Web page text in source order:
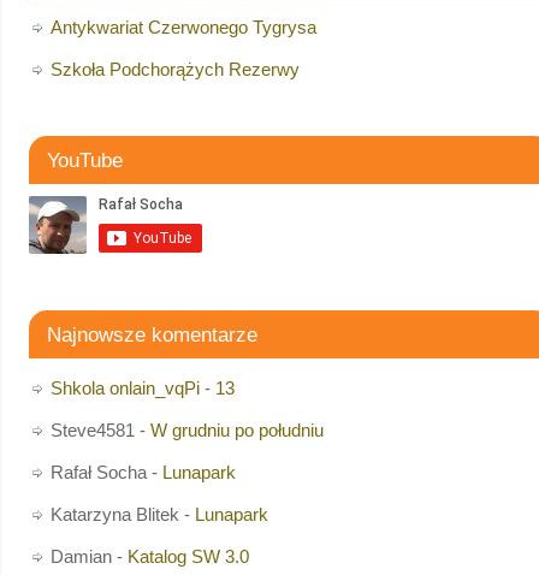
Antykwariat Czerwonego Tygrysa
Szkoła Podchorążych Rezerwy
YouTube
Najnowsze komentarze
Shkola onlain_vqPi- 13
Steve4581 - W grudniu po południu
Rafał Socha- Lunapark
Katarzyna Blitek - Lunapark
Damian- Katalog SW 3.0